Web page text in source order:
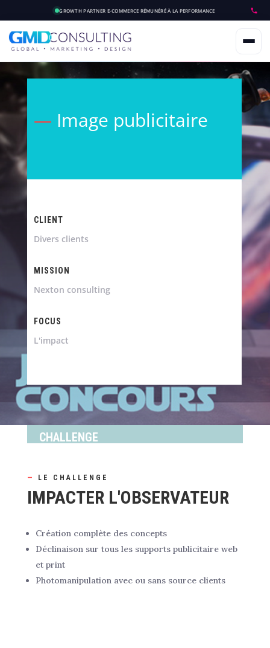
GROWTH PARTNER E-COMMERCE RÉMUNÉRÉ À LA PERFORMANCE
— Image publicitaire
CLIENT
Divers clients
MISSION
Nexton consulting
FOCUS
L'impact
CHALLENGE
— LE CHALLENGE
IMPACTER L'OBSERVATEUR
Création complète des concepts
Déclinaison sur tous les supports publicitaire web
et print
Photomanipulation avec ou sans source clients